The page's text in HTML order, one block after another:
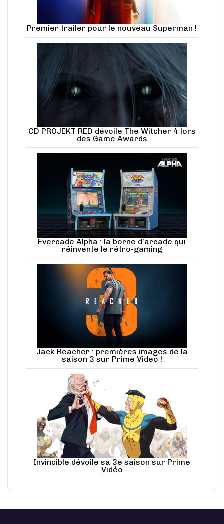
Premier trailer pour le nouveau Superman !
CD PROJEKT RED dévoile The Witcher 4 lors
des Game Awards
Evercade Alpha : la borne d’arcade qui
réinvente le rétro-gaming
Jack Reacher : premières images de la
saison 3 sur Prime Video !
Invincible dévoile sa 3e saison sur Prime
Vidéo